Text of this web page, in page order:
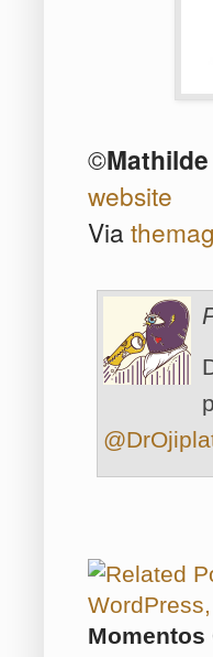
©
website
Via themag